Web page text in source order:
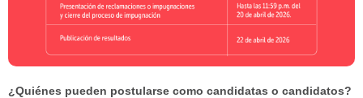
¿Quiénes pueden postularse como candidatas o candidatos?